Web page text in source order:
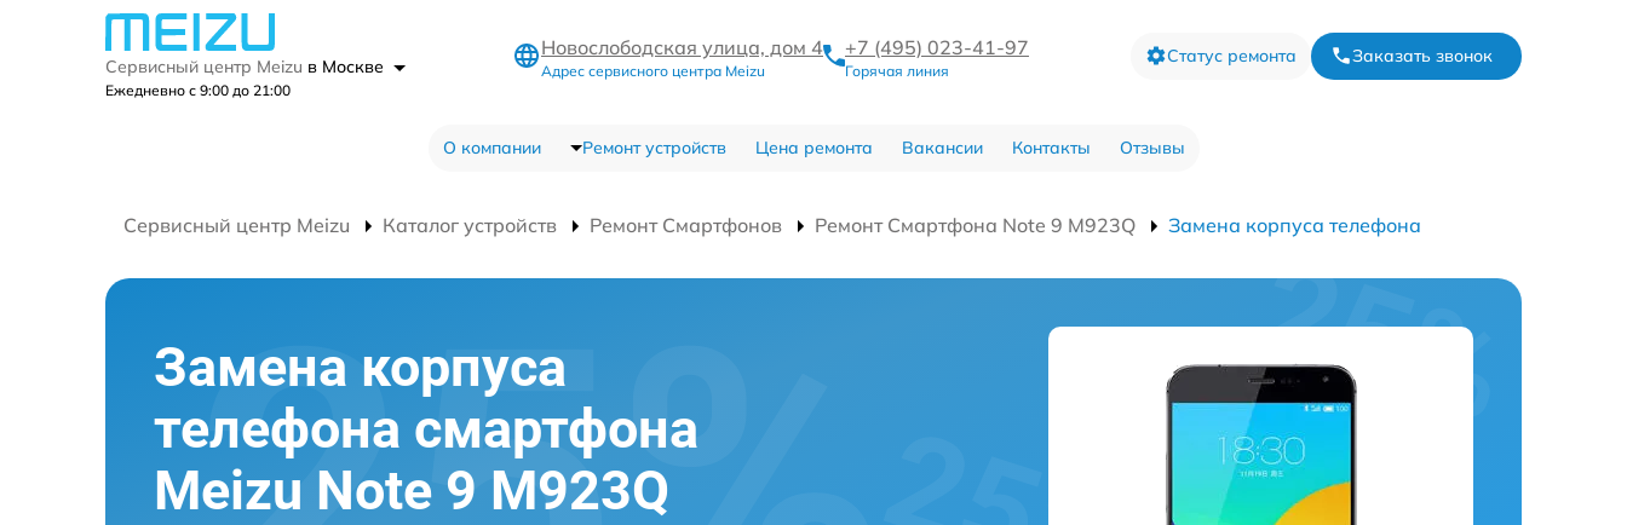
Сервисный центр Meizu в Москве
Ежедневно с 9:00 до 21:00
Новослободская улица, дом 4
Адрес сервисного центра Meizu
+7 (495) 023-41-97
Горячая линия
Статус ремонта Заказать звонок
О компании Ремонт устройств Цена ремонта Вакансии Контакты Отзывы
Сервисный центр Meizu Каталог устройств Ремонт Смартфонов Ремонт Смартфона Note 9 M923Q Замена корпуса телефона
Замена корпуса
телефона смартфона
Meizu Note 9 M923Q